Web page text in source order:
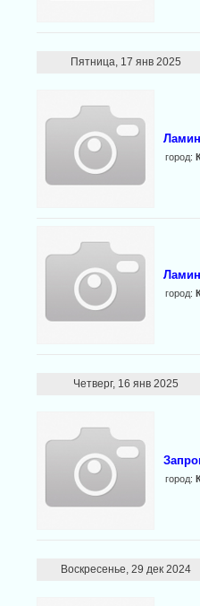
Пятница, 17 янв 2025
город:
город:
Четверг, 16 янв 2025
город:
Воскресенье, 29 дек 2024